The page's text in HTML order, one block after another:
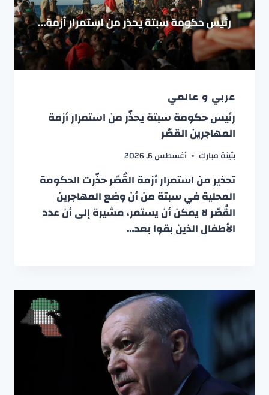
عربي و عالمي
رئيس حكومة سبتة يحذّر من استمرار أزمة
المهاجرين القصّر
بثينة مبارك أغسطس 6, 2026
تحذير من استمرار أزمة القُصّر حذّرت الحكومة
المحلية في سبتة من أن وضع المهاجرين
القُصّر لا يمكن أن يستمر، مشيرة إلى أن عدد
الأطفال الذين بقوا بعد…